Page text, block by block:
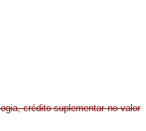
crédito suplementar no valor